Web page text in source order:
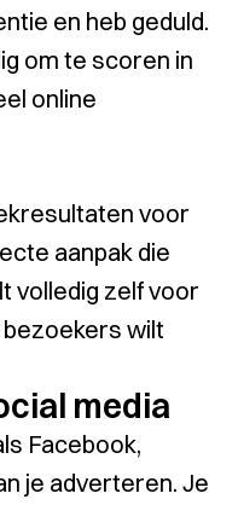
en heb geduld.
om te scoren in
online
voor
aanpak die
volledig zelf voor
wilt
media
Facebook,
je adverteren. Je